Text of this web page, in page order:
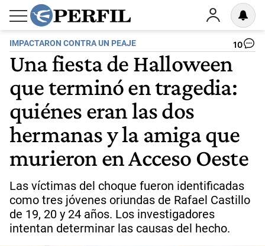
IMPACTARON CONTRA UN PEAJE 10
Una fiesta de Halloween
que terminó en tragedia:
quiénes eran las dos
hermanas y la amiga que
murieron en Acceso Oeste
Las víctimas del choque fueron identificadas
como tres jóvenes oriundas de Rafael Castillo
de 19, 20 y 24 años. Los investigadores
intentan determinar las causas del hecho.